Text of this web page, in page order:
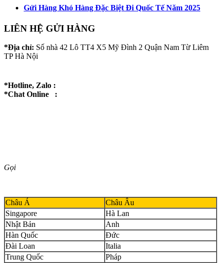
Gửi Hàng Khó Hàng Đặc Biệt Đi Quốc Tế Năm 2025
LIÊN HỆ GỬI HÀNG
*Địa chỉ: Số nhà 42 Lô TT4 X5 Mỹ Đình 2 Quận Nam Từ Liêm
TP Hà Nội
*Hotline, Zalo :
*Chat Online :
Gọi
Châu Á
Châu Âu
Singapore
Hà Lan
Nhật Bản
Anh
Hàn Quốc
Đức
Đài Loan
Italia
Trung Quốc
Pháp